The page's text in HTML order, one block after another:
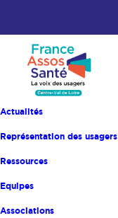
Actualités
Représentation des usagers
Ressources
Equipes
Associations